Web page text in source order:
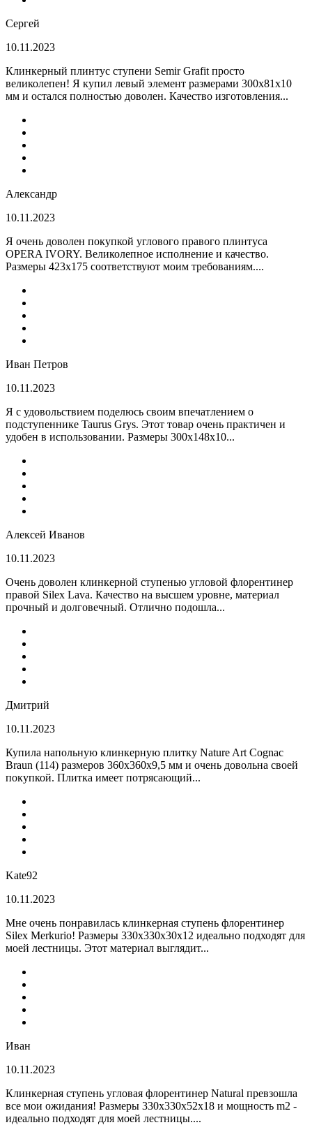
Сергей
10.11.2023
Клинкерный плинтус ступени Semir Grafit просто
великолепен! Я купил левый элемент размерами 300х81х10
мм и остался полностью доволен. Качество изготовления...
Александр
10.11.2023
Я очень доволен покупкой углового правого плинтуса
OPERA IVORY. Великолепное исполнение и качество.
Размеры 423х175 соответствуют моим требованиям....
Иван Петров
10.11.2023
Я с удовольствием поделюсь своим впечатлением о
подступеннике Taurus Grys. Этот товар очень практичен и
удобен в использовании. Размеры 300х148х10...
Алексей Иванов
10.11.2023
Очень доволен клинкерной ступенью угловой флорентинер
правой Silex Lava. Качество на высшем уровне, материал
прочный и долговечный. Отлично подошла...
Дмитрий
10.11.2023
Купила напольную клинкерную плитку Nature Art Cognac
Braun (114) размеров 360x360x9,5 мм и очень довольна своей
покупкой. Плитка имеет потрясающий...
Kate92
10.11.2023
Мне очень понравилась клинкерная ступень флорентинер
Silex Merkurio! Размеры 330х330х30х12 идеально подходят для
моей лестницы. Этот материал выглядит...
Иван
10.11.2023
Клинкерная ступень угловая флорентинер Natural превзошла
все мои ожидания! Размеры 330х330х52х18 и мощность m2 -
идеально подходят для моей лестницы....